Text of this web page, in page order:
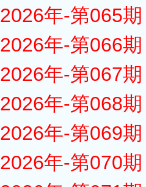
2026年-第065
2026年-第066
2026年-第067
2026年-第068
2026年-第069
2026年-第070